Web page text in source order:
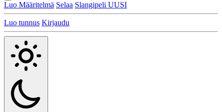
Luo Määritelmä Selaa Slangipeli UUSI
Luo tunnus Kirjaudu